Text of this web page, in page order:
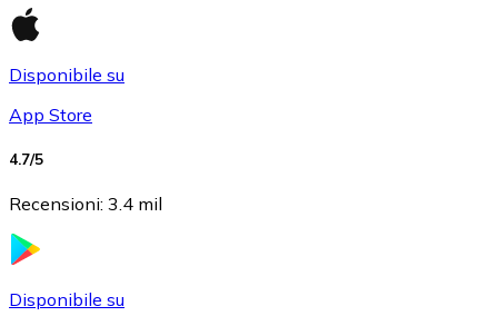
LTC
Disponibile su
App Store
4.7/5
Recensioni: 3.4 mil
Disponibile su